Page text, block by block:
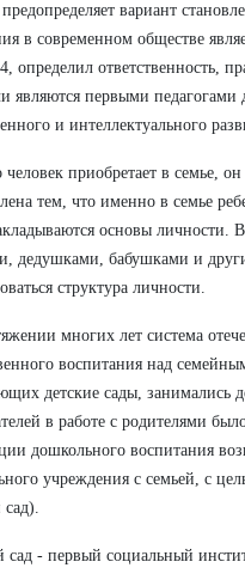
предопределяет вариант
в современном обществе
определил ответственность,
являются первыми
и интеллектуального
человек приобретает в семье,
тем, что именно в семье
основы личности.
дедушками, бабушками и
структура личности.
многих лет система
воспитания над
детские сады, занимались
в работе с родителями
дошкольного воспитания
учреждения с семьей, с
сад).
сад - первый социальный